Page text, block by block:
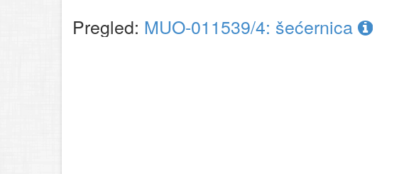
Pregled: MUO-011539/4: šećernica